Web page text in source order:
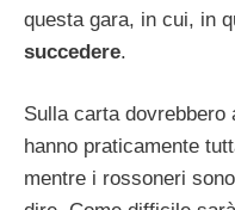
questa gara, in cui, in
succedere.
Sulla carta
hanno praticamente
mentre i rossoneri